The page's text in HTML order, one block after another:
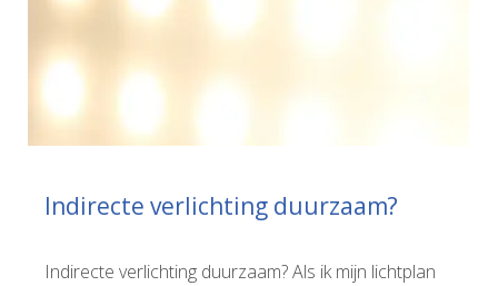
Indirecte verlichting duurzaam?
Indirecte verlichting duurzaam? Als ik mijn lichtplan